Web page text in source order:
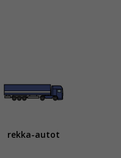
rekka-autot